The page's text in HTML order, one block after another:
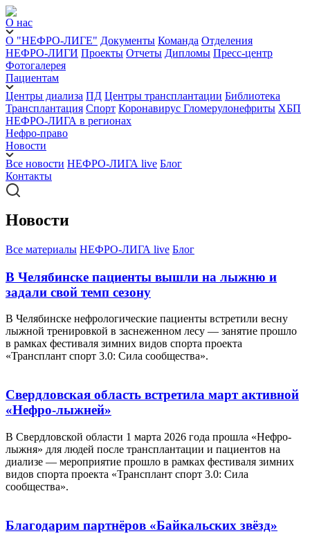
О нас
О "НЕФРО-ЛИГЕ" Документы Команда Отделения
НЕФРО-ЛИГИ Проекты Отчеты Дипломы Пресс-центр
Фотогалерея
Пациентам
Центры диализа ПД Центры трансплантации Библиотека
Трансплантация Спорт Коронавирус Гломерулонефриты ХБП
НЕФРО-ЛИГА в регионах
Нефро-право
Новости
Все новости НЕФРО-ЛИГА live Блог
Контакты
Новости
Все материалы НЕФРО-ЛИГА live Блог
В Челябинске пациенты вышли на лыжню и
задали свой темп сезону
В Челябинске нефрологические пациенты встретили весну
лыжной тренировкой в заснеженном лесу — занятие прошло
в рамках фестиваля зимних видов спорта проекта
«Трансплант спорт 3.0: Сила сообщества».
Свердловская область встретила март активной
«Нефро-лыжней»
В Свердловской области 1 марта 2026 года прошла «Нефро-
лыжня» для людей после трансплантации и пациентов на
диализе — мероприятие прошло в рамках фестиваля зимних
видов спорта проекта «Трансплант спорт 3.0: Сила
сообщества».
Благодарим партнёров «Байкальских звёзд»